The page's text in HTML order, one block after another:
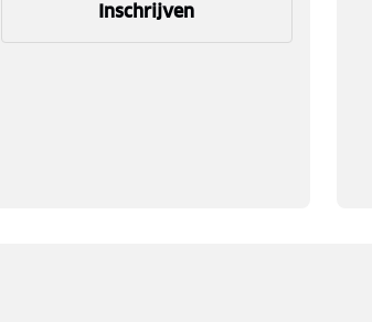
Inschrijven